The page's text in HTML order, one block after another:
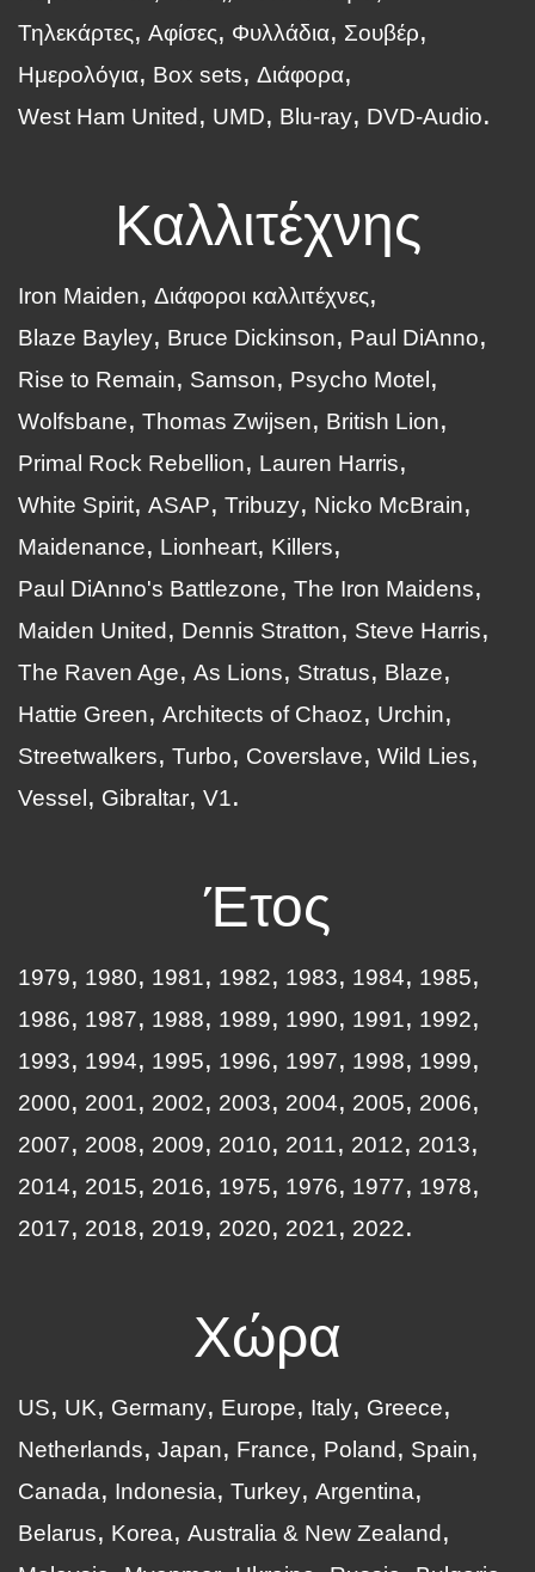
Τηλεκάρτες
Αφίσες Φυλλάδια
Σουβέρ
Ημερολόγια
Box sets
Διάφορα
West Ham United
UMD Blu-ray DVD-Audio
Καλλιτέχνης
Iron Maiden
Διάφοροι καλλιτέχνες
Blaze Bayley
Bruce Dickinson
Paul DiAnno
Rise to Remain
Samson
Psycho Motel
Wolfsbane
Thomas Zwijsen
British Lion
Primal Rock Rebellion
Lauren Harris
White Spirit ASAP Tribuzy
Nicko McBrain
Maidenance
Lionheart
Killers
Paul DiAnno's Battlezone
The Iron Maidens
Maiden United
Dennis Stratton
Steve Harris
The Raven Age
As Lions Stratus
Blaze
Hattie Green
Architects of Chaoz
Urchin
Streetwalkers
Turbo Coverslave
Wild Lies
Vessel
Gibraltar V1
Έτος
1979 1980 1981 1982 1983 1984
1985
1986
1987 1988 1989 1990 1991
1992
1993
1994 1995 1996 1997 1998
1999
2000
2001 2002 2003 2004 2005
2006
2007
2008 2009 2010 2011 2012
2013
2014
2015 2016 1975 1976 1977
1978
2017
2018 2019 2020 2021 2022
Χώρα
US UK Germany Europe Italy
Greece
Netherlands
Japan France Poland
Spain
Canada
Indonesia Turkey Argentina
Belarus
Korea
Australia & New Zealand